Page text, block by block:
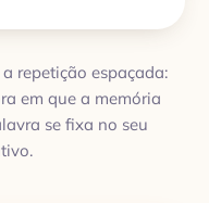
repetição espaçada:
em que a memória
se fixa no seu